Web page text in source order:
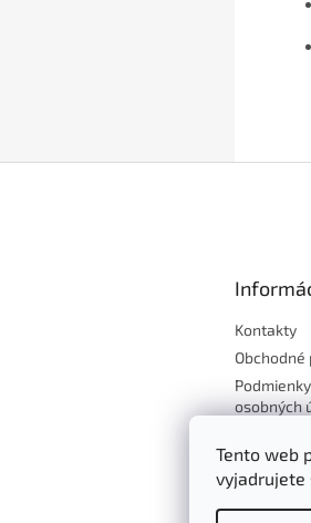
Tento web
vyjadrujete
Kontakty
osobných
tovaru